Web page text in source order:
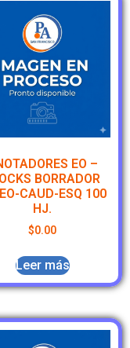
EO –
BORRADOR
CAUD-ESQ 100
HJ.
$0.00
Leer más